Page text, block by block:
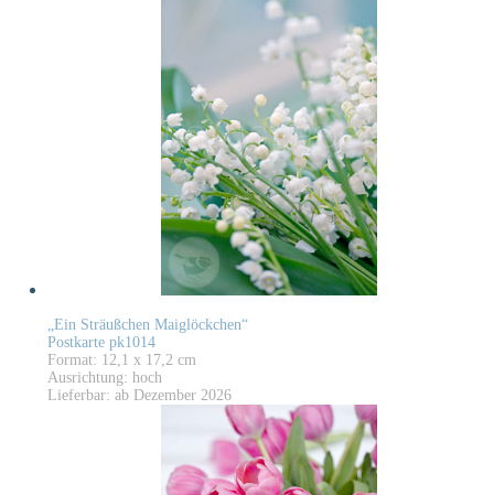
„Ein Sträußchen Maiglöckchen“
Postkarte pk1014
Format: 12,1 x 17,2 cm
Ausrichtung: hoch
Lieferbar: ab Dezember 2026